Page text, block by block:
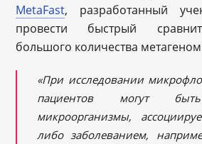
MetaFast, разработанный
провести быстрый
большого количества
«При исследовании
пациентов могут
микроорганизмы,
либо заболеванием,